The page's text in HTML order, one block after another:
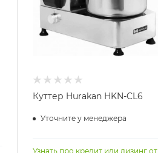
Куттер Hurakan HKN-CL6
Уточните у менеджера
Узнать про кредит или лизинг от